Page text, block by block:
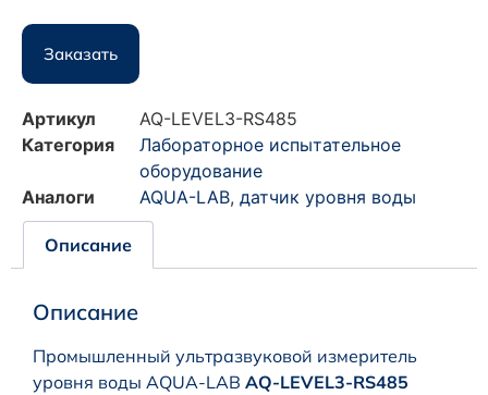
Заказать
Артикул
AQ-LEVEL3-RS485
Категория
Лабораторное испытательное
оборудование
Аналоги
AQUA-LAB, датчик уровня воды
Описание
Описание
Промышленный ультразвуковой измеритель
уровня воды AQUA-LAB AQ-LEVEL3-RS485